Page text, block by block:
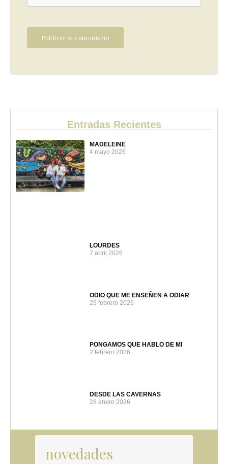
Entradas Recientes
MADELEINE
4 mayo 2026
LOURDES
7 abril 2026
ODIO QUE ME ENSEÑEN A ODIAR
25 febrero 2026
PONGAMOS QUE HABLO DE MI
2 febrero 2026
DESDE LAS CAVERNAS
28 enero 2026
novedades